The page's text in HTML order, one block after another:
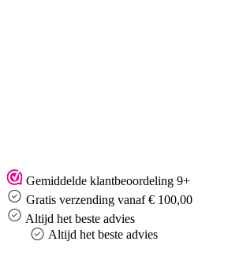
Gemiddelde klantbeoordeling 9+
Gratis verzending vanaf € 100,00
Altijd het beste advies
Altijd het beste advies